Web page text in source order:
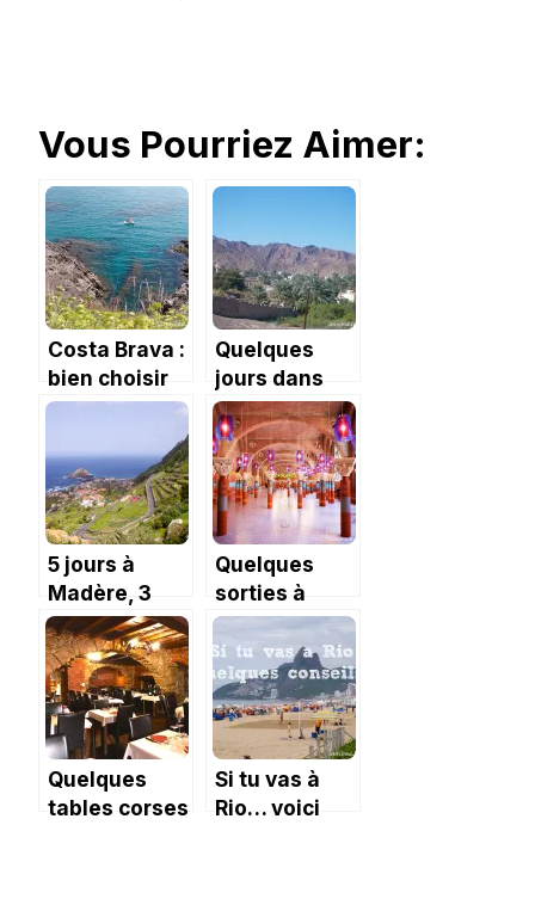
Vous Pourriez Aimer:
Costa Brava :
bien choisir
sa plage près
Quelques
jours dans
une famille
omanaise
5 jours à
Madère, 3
circuits
Quelques
sorties à
Toulouse
avec des
enfants en
2015.
Quelques
tables corses
Si tu vas à
Rio… voici